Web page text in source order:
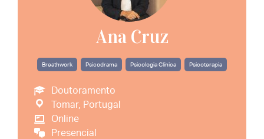
Ana Cruz
Breathwork Psicodrama Psicologia Clínica Psicoterapia
Doutoramento
Tomar, Portugal
Online
Presencial